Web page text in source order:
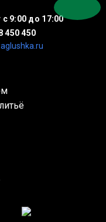
с 9:00 до 17:00
450 450